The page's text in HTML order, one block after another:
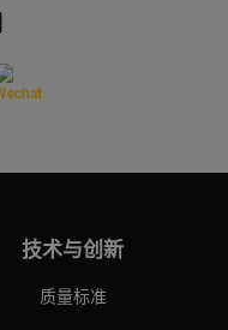
技术与创新
质量标准